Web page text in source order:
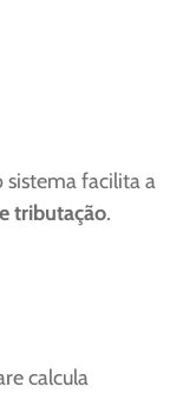
sistema facilita a
tributação.
calcula